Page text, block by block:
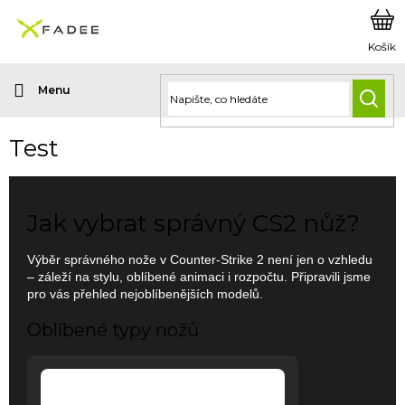
obsah
Test
Jak vybrat správný CS2 nůž?
Výběr správného nože v Counter-Strike 2 není jen o vzhledu
– záleží na stylu, oblíbené animaci i rozpočtu. Připravili jsme
pro vás přehled nejoblíbenějších modelů.
Oblíbené typy nožů